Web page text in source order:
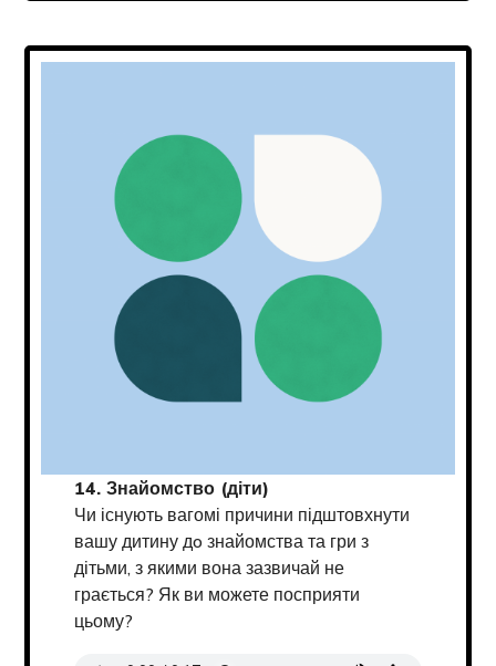
14. Знайомство (діти)
Чи існують вагомі причини підштовхнути
вашу дитину дo знайомства та гри з
дітьми, з якими вона зазвичай не
грається? Як ви можете посприяти
цьому?